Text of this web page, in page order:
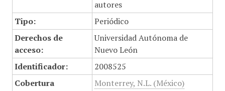
autores
Tipo:
Periódico
Derechos de
acceso:
Universidad Autónoma de
Nuevo León
Identificador:
2008525
Cobertura
Monterrey, N.L. (México)